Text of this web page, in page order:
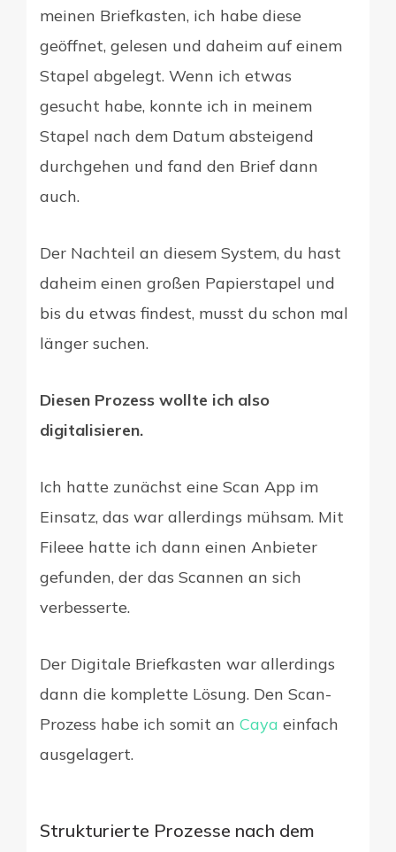
meinen Briefkasten, ich habe diese
geöffnet, gelesen und daheim auf einem
Stapel abgelegt. Wenn ich etwas
gesucht habe, konnte ich in meinem
Stapel nach dem Datum absteigend
durchgehen und fand den Brief dann
auch.
Der Nachteil an diesem System, du hast
daheim einen großen Papierstapel und
bis du etwas findest, musst du schon mal
länger suchen.
Diesen Prozess wollte ich also
digitalisieren.
Ich hatte zunächst eine Scan App im
Einsatz, das war allerdings mühsam. Mit
Fileee hatte ich dann einen Anbieter
gefunden, der das Scannen an sich
verbesserte.
Der Digitale Briefkasten war allerdings
dann die komplette Lösung. Den Scan-
Prozess habe ich somit an Caya einfach
ausgelagert.
Strukturierte Prozesse nach dem